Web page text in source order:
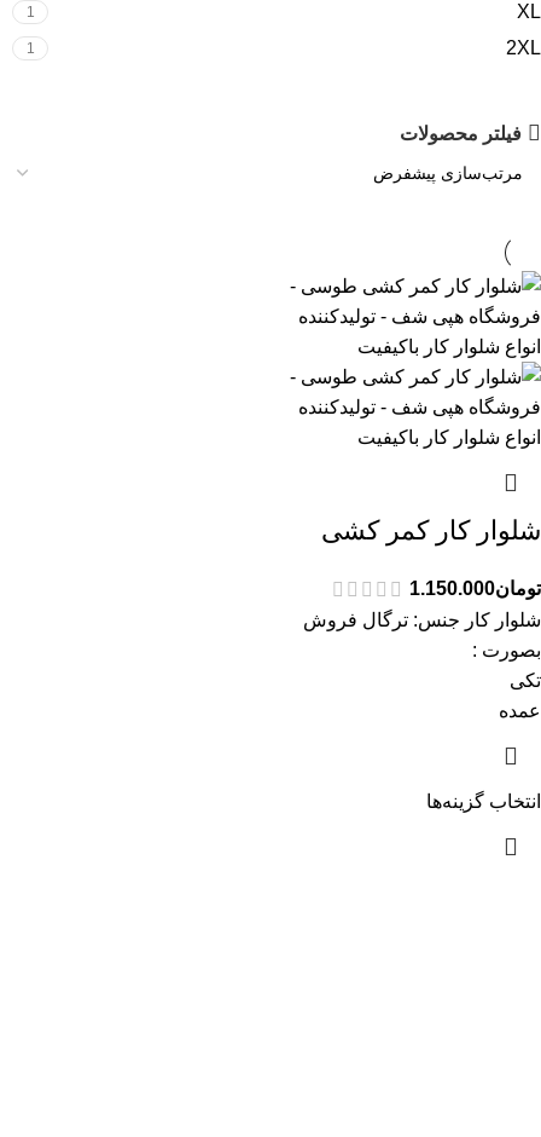
XL
1
2XL
1
فیلتر محصولات
شلوار کار کمر کشی
تومان1.150.000
شلوار کار جنس: ترگال فروش
بصورت :
تکی
عمده
انتخاب گزینه‌ها